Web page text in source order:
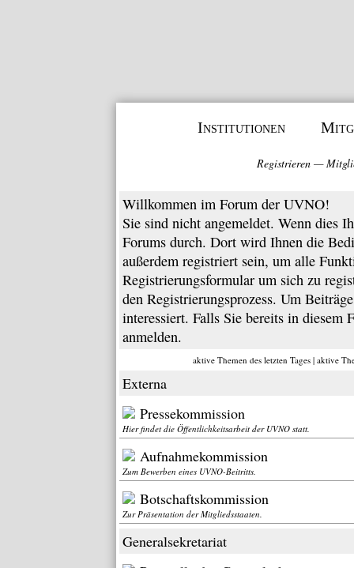
Institutionen
Registrieren—
Willkommen im Forum der UVNO!
Sie sind nicht angemeldet. Wenn dies
Forums durch. Dort wird Ihnen die
außerdem registriert sein, um alle
Registrierungsformular um sich zu
den Registrierungsprozess. Um
interessiert. Falls Sie bereits in
anmelden.
aktive Themen des letzten Tages | aktive
Externa
Pressekommission
Hier findet die Öffentlichkeitsarbeit der UVNO statt.
Aufnahmekommission
Zum Bewerben eines UVNO-Beitritts.
Botschaftskommission
Zur Präsentation der Mitgliedsstaaten.
Generalsekretariat